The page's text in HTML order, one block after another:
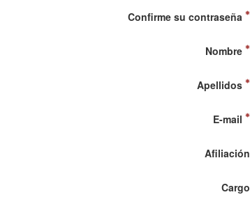
Confirme su contraseña
Nombre
Apellidos
E-mail
Afiliación
Cargo